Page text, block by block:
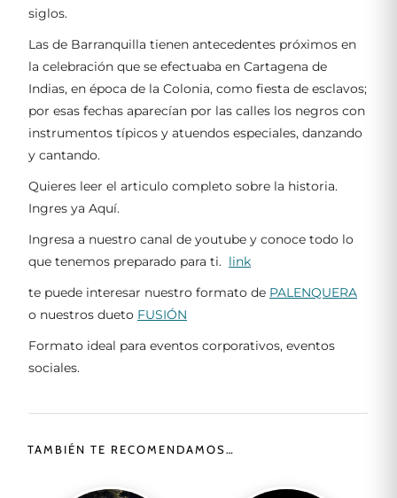
siglos.
Las de Barranquilla tienen antecedentes próximos en
la celebración que se efectuaba en Cartagena de
Indias, en época de la Colonia, como fiesta de esclavos;
por esas fechas aparecían por las calles los negros con
instrumentos típicos y atuendos especiales, danzando
y cantando.
Quieres leer el articulo completo sobre la historia.
Ingres ya Aquí.
Ingresa a nuestro canal de youtube y conoce todo lo
que tenemos preparado para ti. link
te puede interesar nuestro formato de PALENQUERA
o nuestros dueto FUSIÓN
Formato ideal para eventos corporativos, eventos
sociales.
TAMBIÉN TE RECOMENDAMOS…